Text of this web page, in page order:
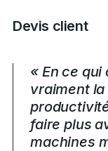
Devis client
« En ce
vraiment
faire plus
machines